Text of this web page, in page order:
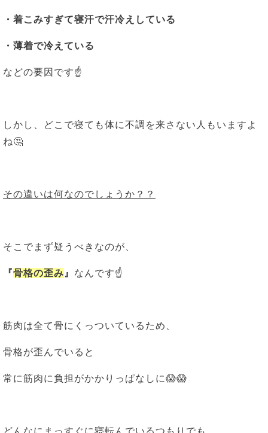
・着こみすぎて寝汗で汗冷えしている
・薄着で冷えている
などの要因です☝
しかし、どこで寝ても体に不調を来さない人もいますよ
ね🤔
その違いは何なのでしょうか？？
そこでまず疑うべきなのが、
『骨格の歪み 』 なんです☝
筋肉は全て骨にくっついているため、
骨格が歪んでいると
常に筋肉に負担がかかりっぱなしに😱😱
どんなにまっすぐに寝転んでいるつもりでも、